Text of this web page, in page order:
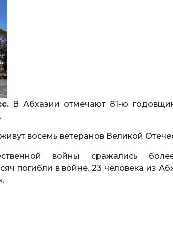
В Абхазии отмечают 81-ю
восемь ветеранов Великой
войны сражались
погибли в войне. 23 человека из